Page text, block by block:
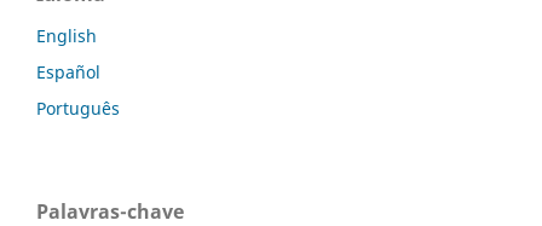
English
Español
Português
Palavras-chave